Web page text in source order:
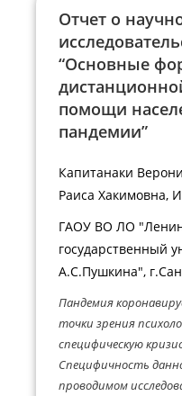
Отчет о
“Основные
помощи
пандемии”
Капитанаки
Раиса Хакимовна,
ГАОУ ВО ЛО
государственный
А.С.Пушкина",
Пандемия
точки зрения
специфическую
Специфичность
проводимом